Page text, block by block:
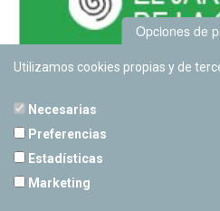
Opciones de
Utilizamos cookies propias y de
Necesarias
Preferencias
Estadísticas
Marketing